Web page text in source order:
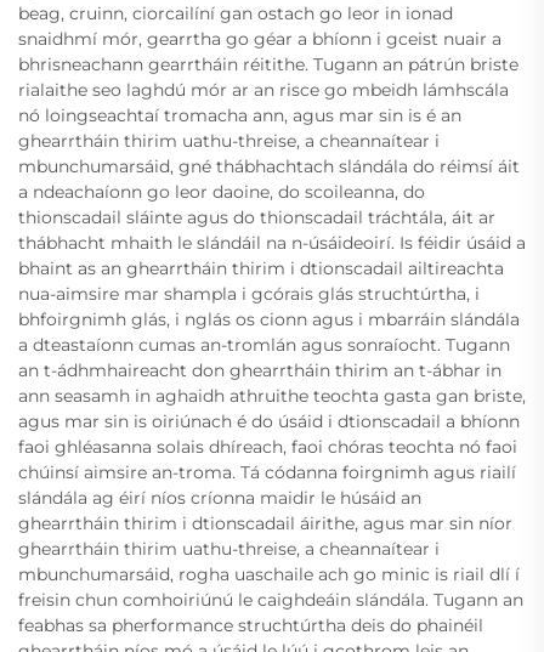
beag, cruinn, ciorcailíní gan ostach go leor in ionad
snaidhmí mór, gearrtha go géar a bhíonn i gceist nuair a
bhrisneachann gearrtháin réitithe. Tugann an pátrún briste
rialaithe seo laghdú mór ar an risce go mbeidh lámhscála
nó loingseachtaí tromacha ann, agus mar sin is é an
ghearrtháin thirim uathu-threise, a cheannaítear i
mbunchumarsáid, gné thábhachtach slándála do réimsí áit
a ndeachaíonn go leor daoine, do scoileanna, do
thionscadail sláinte agus do thionscadail tráchtála, áit ar
thábhacht mhaith le slándáil na n-úsáideoirí. Is féidir úsáid a
bhaint as an ghearrtháin thirim i dtionscadail ailtireachta
nua-aimsire mar shampla i gcórais glás struchtúrtha, i
bhfoirgnimh glás, i nglás os cionn agus i mbarráin slándála
a dteastaíonn cumas an-tromlán agus sonraíocht. Tugann
an t-ádhmhaireacht don ghearrtháin thirim an t-ábhar in
ann seasamh in aghaidh athruithe teochta gasta gan briste,
agus mar sin is oiriúnach é do úsáid i dtionscadail a bhíonn
faoi ghléasanna solais dhíreach, faoi chóras teochta nó faoi
chúinsí aimsire an-troma. Tá códanna foirgnimh agus riailí
slándála ag éirí níos críonna maidir le húsáid an
ghearrtháin thirim i dtionscadail áirithe, agus mar sin níor
ghearrtháin thirim uathu-threise, a cheannaítear i
mbunchumarsáid, rogha uaschaile ach go minic is riail dlí í
freisin chun comhoiriúnú le caighdeáin slándála. Tugann an
feabhas sa pherformance struchtúrtha deis do phainéil